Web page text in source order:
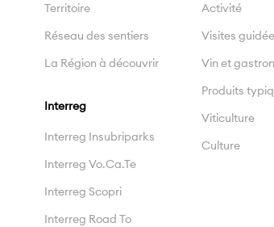
Territoire
Réseau des sentiers
La Région à découvrir
Interreg
Interreg Insubriparks
Interreg Vo.Ca.Te
Interreg Scopri
Interreg Road To
Activité
Visites
Vin et
Produits
Viticulture
Culture